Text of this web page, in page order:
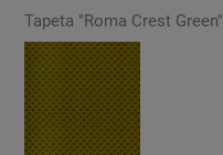
Tapeta "Roma Crest Green"